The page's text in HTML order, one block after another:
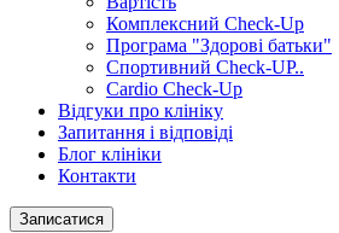
Комплексний Check-Up
Програма "Здорові батьки"
Спортивний Check-UP..
Cardio Check-Up
Відгуки про клініку
Запитання і відповіді
Блог клініки
Контакти
Записатися